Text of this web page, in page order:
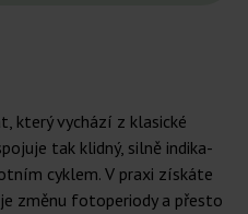
který vychází z klasické
tak klidný, silně indika-
cyklem. V praxi získáte
změnu fotoperiody a přesto